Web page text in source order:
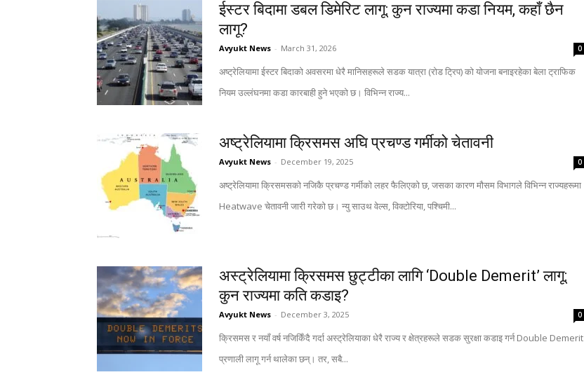
ईस्टर बिदामा डबल डिमेरिट लागू: कुन राज्यमा कडा नियम, कहाँ छैन
लागू?
Avyukt News - March 31, 2026 0
अष्ट्रेलियामा ईस्टर बिदाको अवसरमा धेरै मानिसहरूले सडक यात्रा (रोड ट्रिप) को योजना बनाइरहेका बेला ट्राफिक
नियम उल्लंघनमा कडा कारबाही हुने भएको छ। विभिन्न राज्य...
अष्ट्रेलियामा क्रिसमस अघि प्रचण्ड गर्मीको चेतावनी
Avyukt News - December 19, 2025 0
अष्ट्रेलियामा क्रिसमसको नजिकै प्रचण्ड गर्मीको लहर फैलिएको छ, जसका कारण मौसम विभागले विभिन्न राज्यहरूमा
Heatwave चेतावनी जारी गरेको छ। न्यु साउथ वेल्स, विक्टोरिया, पश्चिमी...
अस्ट्रेलियामा क्रिसमस छुट्टीका लागि ‘Double Demerit’ लागू:
कुन राज्यमा कति कडाइ?
Avyukt News - December 3, 2025 0
क्रिसमस र नयाँ वर्ष नजिकिँदै गर्दा अस्ट्रेलियाका धेरै राज्य र क्षेत्रहरूले सडक सुरक्षा कडाइ गर्न Double Demerit
प्रणाली लागू गर्न थालेका छन्। तर, सबै...